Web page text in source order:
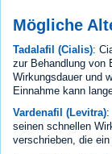
Mögliche
Tadalafil (Cialis):
zur Behandlung von
Wirkungsdauer und
Einnahme kann
Vardenafil (Levitra):
seinen schnellen
verschrieben, die